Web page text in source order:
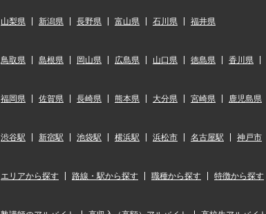
山梨県 新潟県 長野県 富山県 石川県 福井県
鳥取県 島根県 岡山県 広島県 山口県 徳島県 香川県
福岡県 佐賀県 長崎県 熊本県 大分県 宮崎県 鹿児島県
渋谷駅 新宿駅 池袋駅 横浜駅 浜松市 名古屋駅 神戸市
エリアから探す 路線・駅から探す 職種から探す 特徴から探す